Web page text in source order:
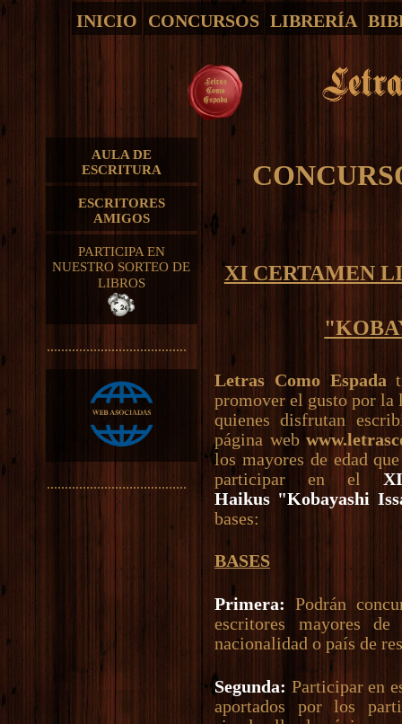
INICIO CONCURSOS LIBRERÍA
AULA DE
ESCRITURA
ESCRITORES
AMIGOS
PARTICIPA EN
NUESTRO SORTEO DE
LIBROS
.......................................
.......................................
XI CERTAMEN
Letras Como Espada
promover el gusto por la
quienes disfrutan
página web
los mayores de edad
participar en el
Haikus "Kobayashi
bases:
BASES
Primera: Podrán
escritores mayores
nacionalidad o país de
Segunda: Participar en
aportados por los